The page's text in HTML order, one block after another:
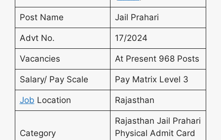
Post Name Jail Prahari
Advt No. 17/2024
Vacancies At Present 968 Posts
Salary/ Pay Scale Pay Matrix Level 3
Job Location Rajasthan
Category
Rajasthan Jail Prahari
Physical Admit Card